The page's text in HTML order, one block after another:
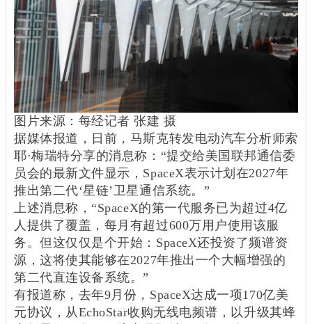
图片来源：每经记者 张建 摄
据媒体报道，日前，马斯克转发电动汽车分析师索
耶·梅瑞特分享的消息称：“提交给美国联邦通信委
员会的最新文件显示，SpaceX表示计划在2027年
推出第二代‘星链’卫星通信系统。”
上述消息称，“SpaceX的第一代服务已为超过4亿
人提供了覆盖，每月有超过600万用户使用该服
务。但这仅仅是个开始：SpaceX还投资了频谱资
源，这将使其能够在2027年推出一个大幅增强的
第二代直连设备系统。”
有报道称，去年9月份，SpaceX达成一项170亿美
元协议，从EchoStar收购无线电频谱，以升级其蜂